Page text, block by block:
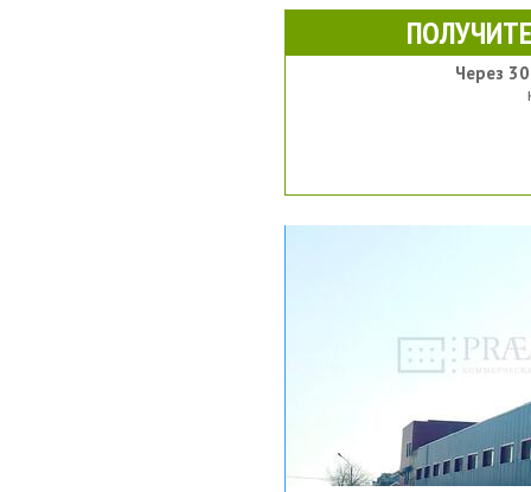
Через